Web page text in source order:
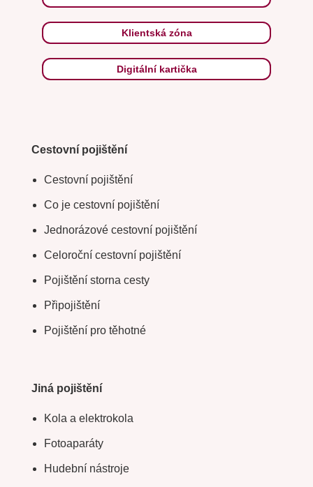
Klientská zóna
Digitální kartička
Cestovní pojištění
Cestovní pojištění
Co je cestovní pojištění
Jednorázové cestovní pojištění
Celoroční cestovní pojištění
Pojištění storna cesty
Připojištění
Pojištění pro těhotné
Jiná pojištění
Kola a elektrokola
Fotoaparáty
Hudební nástroje